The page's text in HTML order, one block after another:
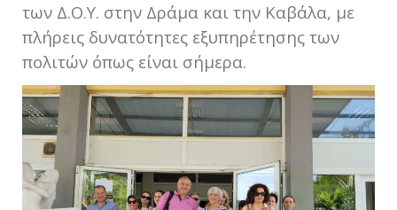
των Δ.Ο.Υ. στην Δράμα και την Καβάλα, με
πλήρεις δυνατότητες εξυπηρέτησης των
πολιτών όπως είναι σήμερα.